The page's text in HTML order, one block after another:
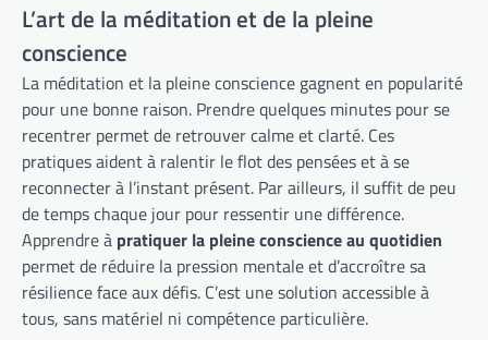
L’art de la méditation et de la pleine
conscience
La méditation et la pleine conscience gagnent en popularité
pour une bonne raison. Prendre quelques minutes pour se
recentrer permet de retrouver calme et clarté. Ces
pratiques aident à ralentir le flot des pensées et à se
reconnecter à l’instant présent. Par ailleurs, il suffit de peu
de temps chaque jour pour ressentir une différence.
Apprendre à pratiquer la pleine conscience au quotidien
permet de réduire la pression mentale et d’accroître sa
résilience face aux défis. C’est une solution accessible à
tous, sans matériel ni compétence particulière.